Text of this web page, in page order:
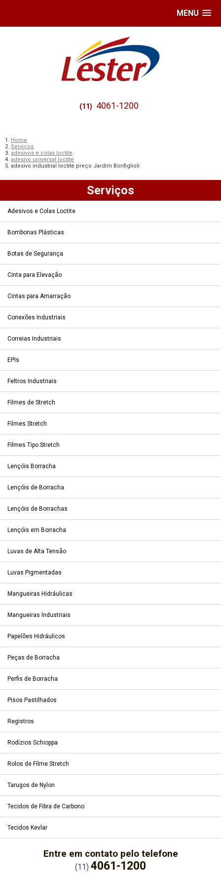
MENU
(11) 4061-1200
Home
Serviços
adesivos e colas loctite
adesivo universal loctite
adesivo industrial loctite preço Jardim Bonfiglioli
Serviços
Adesivos e Colas Loctite
Bombonas Plásticas
Botas de Segurança
Cinta para Elevação
Cintas para Amarração
Conexões Industriais
Correias Industriais
EPIs
Feltros Industriais
Filmes de Stretch
Filmes Stretch
Filmes Tipo Stretch
Lençóis Borracha
Lençóis de Borracha
Lençóis de Borrachas
Lençóis em Borracha
Luvas de Alta Tensão
Luvas Pigmentadas
Mangueiras Hidráulicas
Mangueiras Industriais
Papelões Hidráulicos
Peças de Borracha
Perfis de Borracha
Pisos Pastilhados
Registros
Rodízios Schioppa
Rolos de Filme Stretch
Tarugos de Nylon
Tecidos de Fibra de Carbono
Tecidos Kevlar
Entre em contato pelo telefone
(11) 4061-1200